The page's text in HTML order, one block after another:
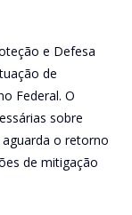
e Defesa
de
Federal. O
sobre
o retorno
de mitigação